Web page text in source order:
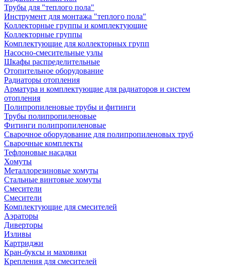
Трубы для "теплого пола"
Инструмент для монтажа "теплого пола"
Коллекторные группы и комплектующие
Коллекторные группы
Комплектующие для коллекторных групп
Насосно-смесительные узлы
Шкафы распределительные
Отопительное оборудование
Радиаторы отопления
Арматура и комплектующие для радиаторов и систем
отопления
Полипропиленовые трубы и фитинги
Трубы полипропиленовые
Фитинги полипропиленовые
Сварочное оборудование для полипропиленовых труб
Сварочные комплекты
Тефлоновые насадки
Хомуты
Металлорезиновые хомуты
Стальные винтовые хомуты
Смесители
Смесители
Комплектующие для смесителей
Аэраторы
Диверторы
Изливы
Картриджи
Кран-буксы и маховики
Крепления для смесителей